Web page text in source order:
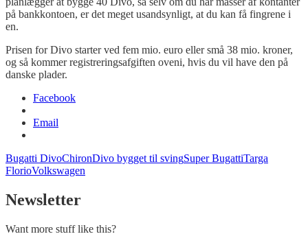
på bankkontoen, er det meget usandsynligt, at du kan få fingrene i
en.
Prisen forDivo starter ved fem mio. euro eller små 38 mio. kroner,
og så kommerregistreringsafgiften oveni, hvis du vil have den på
danske plader.
Facebook
Email
Bugatti DivoChironDivo bygget til svingSuper BugattiTarga
FlorioVolkswagen
Newsletter
Want more stuff like this?